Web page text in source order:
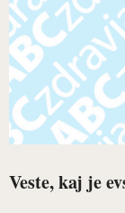
Veste, kaj je